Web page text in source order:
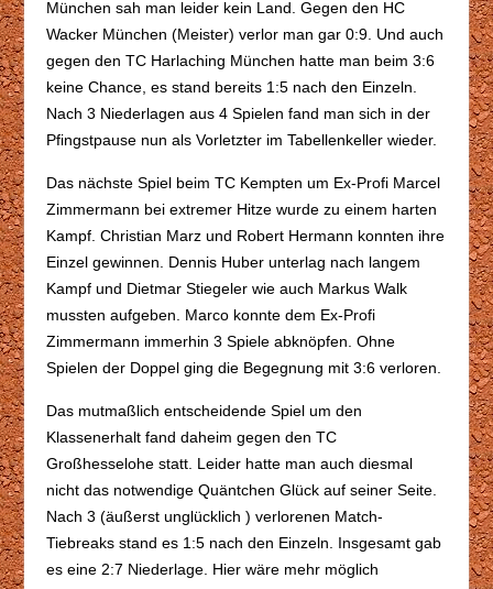
München sah man leider kein Land. Gegen den HC
Wacker München (Meister) verlor man gar 0:9. Und auch
gegen den TC Harlaching München hatte man beim 3:6
keine Chance, es stand bereits 1:5 nach den Einzeln.
Nach 3 Niederlagen aus 4 Spielen fand man sich in der
Pfingstpause nun als Vorletzter im Tabellenkeller wieder.
Das nächste Spiel beim TC Kempten um Ex-Profi Marcel
Zimmermann bei extremer Hitze wurde zu einem harten
Kampf. Christian Marz und Robert Hermann konnten ihre
Einzel gewinnen. Dennis Huber unterlag nach langem
Kampf und Dietmar Stiegeler wie auch Markus Walk
mussten aufgeben. Marco konnte dem Ex-Profi
Zimmermann immerhin 3 Spiele abknöpfen. Ohne
Spielen der Doppel ging die Begegnung mit 3:6 verloren.
Das mutmaßlich entscheidende Spiel um den
Klassenerhalt fand daheim gegen den TC
Großhesselohe statt. Leider hatte man auch diesmal
nicht das notwendige Quäntchen Glück auf seiner Seite.
Nach 3 (äußerst unglücklich ) verlorenen Match-
Tiebreaks stand es 1:5 nach den Einzeln. Insgesamt gab
es eine 2:7 Niederlage. Hier wäre mehr möglich